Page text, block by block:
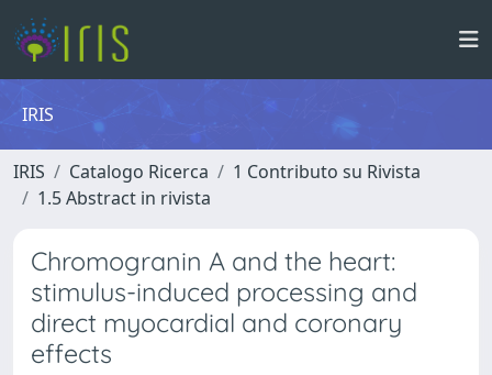
IRIS
IRIS Catalogo Ricerca
1 Contributo su Rivista
1.5 Abstract in rivista
Chromogranin A and the heart:
stimulus-induced processing and
direct myocardial and coronary
effects